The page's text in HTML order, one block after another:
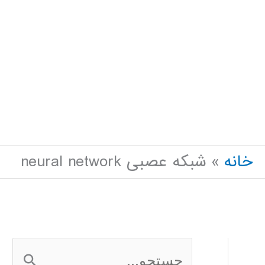
خانه
شبکه عصبی neural network